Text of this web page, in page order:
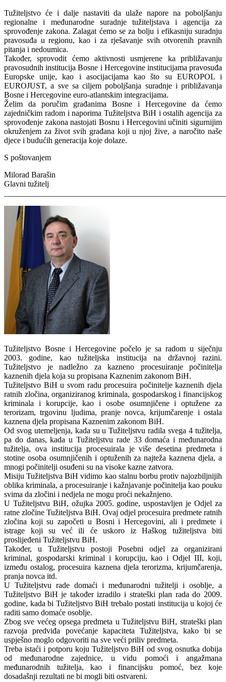
Tužiteljstvo će i dalje nastaviti da ulaže napore na poboljšanju
regionalne i međunarodne suradnje tužiteljstava i agencija za
sprovođenje zakona. Zalagat ćemo se za bolju i efikasniju suradnju
pravosuđa u regionu, kao i za rješavanje svih otvorenih pravnih
pitanja i nedoumica.
Također, sprovodit ćemo aktivnosti usmjerene ka približavanju
pravosudnih institucija Bosne i Hercegovine institucijama pravosuđa
Europske unije, kao i asocijacijama kao što su EUROPOL i
EUROJUST, a sve sa ciljem poboljšanja suradnje i približavanja
Bosne i Hercegovine euro-atlantskim integracijama.
Želim da poručim građanima Bosne i Hercegovine da ćemo
zajedničkim radom i naporima Tužiteljstva BiH i ostalih agencija za
sprovođenje zakona nastojati Bosnu i Hercegovini učiniti sigurnijim
okruženjem za život svih građana koji u njoj žive, a naročito naše
djece i budućih generacija koje dolaze.
S poštovanjem
Milorad Barašin
Glavni tužitelj
Tužiteljstvo Bosne i Hercegovine počelo je sa radom u siječnju
2003. godine, kao tužiteljska institucija na državnoj razini.
Tužiteljstvo je nadležno za kazneno procesuiranje počinitelja
kaznenih djela koja su propisana Kaznenim zakonom BiH.
Tužiteljstvo BiH u svom radu procesuira počinitelje kaznenih djela
ratnih zločina, organiziranog kriminala, gospodarskog i financijskog
kriminala i korupcije, kao i osobe osumnjičene i optužene za
terorizam, trgovinu ljudima, pranje novca, krijumčarenje i ostala
kaznena djela propisana Kaznenim zakonom BiH.
Od svog utemeljenja, kada su u Tužiteljstvu radila svega 4 tužitelja,
pa do danas, kada u Tužiteljstvu rade 33 domaća i međunarodna
tužitelja, ova institucija procesuirala je više desetina predmeta i
stotine osoba osumnjičenih i optuženih za najteža kaznena djela, a
mnogi počinitelji osuđeni su na visoke kazne zatvora.
Misiju Tužiteljstva BiH vidimo kao stalnu borbu protiv najozbiljnijih
oblika kriminala, a procesuiranje i kažnjavanje počinitelja kao pouku
svima da zločini i nedjela ne mogu proći nekažnjeno.
U Tužiteljstvu BiH, ožujka 2005. godine, uspostavljen je Odjel za
ratne zločine Tužiteljstva BiH. Ovaj odjel procesuira predmete ratnih
zločina koji su započeti u Bosni i Hercegovini, ali i predmete i
istrage koji su već ili će uskoro iz Haškog tužiteljstva biti
proslijeđeni Tužiteljstvu BiH.
Također, u Tužiteljstvu postoji Posebni odjel za organizirani
kriminal, gospodarski kriminal i korupciju, kao i Odjel III, koji,
između ostalog, procesuira kaznena djela terorizma, krijumčarenja,
pranja novca itd.
U Tužiteljstvu rade domaći i međunarodni tužitelji i osoblje, a
Tužiteljstvo BiH je također izradilo i strateški plan rada do 2009.
godine, kada bi Tužiteljstvo BiH trebalo postati institucija u kojoj će
raditi samo domaće osoblje.
Zbog sve većeg opsega predmeta u Tužiteljstvu BiH, strateški plan
razvoja predviđa povećanje kapaciteta Tužiteljstva, kako bi se
uspješno moglo odgovoriti na sve veći priliv predmeta.
Treba istaći i potporu koju Tužiteljstvo BiH od svog osnutka dobija
od međunarodne zajednice, u vidu pomoći i angažmana
međunarodnih tužitelja, kao i financijsku pomoć, bez koje
dosadašnji rezultati ne bi mogli biti ostvareni.